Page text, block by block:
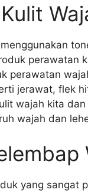
perawatan
perawatan
jerawat, flek
wajah kita
wajah dan
yang sangat